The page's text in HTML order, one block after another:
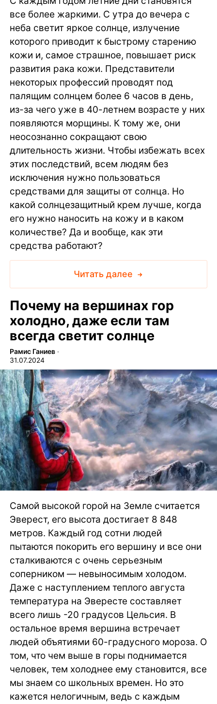
все более жаркими. С утра до вечера с
неба светит яркое солнце, излучение
которого приводит к быстрому старению
кожи и, самое страшное, повышает риск
развития рака кожи. Представители
некоторых профессий проводят под
палящим солнцем более 6 часов в день,
из-за чего уже в 40-летнем возрасте у них
появляются морщины. К тому же, они
неосознанно сокращают свою
длительность жизни. Чтобы избежать всех
этих последствий, всем людям без
исключения нужно пользоваться
средствами для защиты от солнца. Но
какой солнцезащитный крем лучше, когда
его нужно наносить на кожу и в каком
количестве? Да и вообще, как эти
средства работают?
Читать далее
Почему на вершинах гор
холодно, даже если там
всегда светит солнце
Рамис Ганиев ∙
31.07.2024
Самой высокой горой на Земле считается
Эверест, его высота достигает 8 848
метров. Каждый год сотни людей
пытаются покорить его вершину и все они
сталкиваются с очень серьезным
соперником — невыносимым холодом.
Даже с наступлением теплого августа
температура на Эвересте составляет
всего лишь -20 градусов Цельсия. В
остальное время вершина встречает
людей объятиями 60-градусного мороза. О
том, что чем выше в горы поднимается
человек, тем холоднее ему становится, все
мы знаем со школьных времен. Но это
кажется нелогичным, ведь с каждым